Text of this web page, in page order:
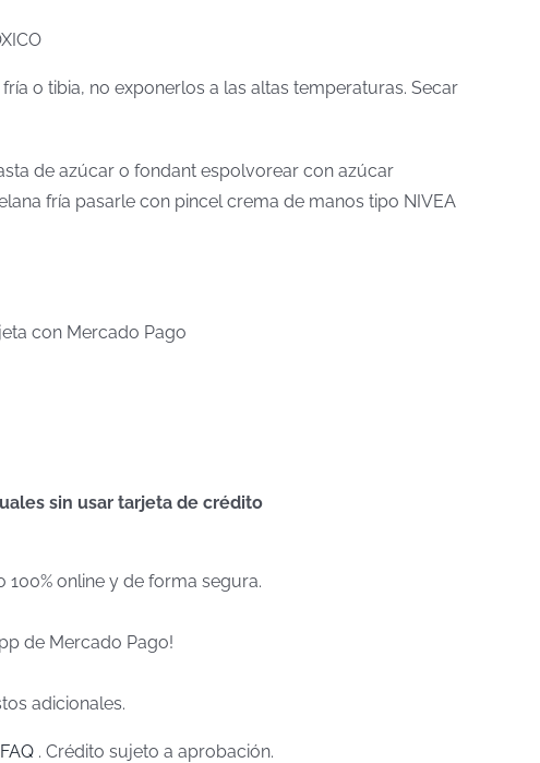
o tibia, no exponerlos a las altas temperaturas. Secar
de azúcar o fondant espolvorear con azúcar
fría pasarle con pincel crema de manos tipo NIVEA
con Mercado Pago
sin usar tarjeta de crédito
online y de forma segura.
de Mercado Pago!
adicionales.
. Crédito sujeto a aprobación.